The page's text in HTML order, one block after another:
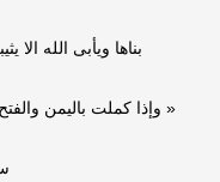
بناها ويأبى الله
وإذا كملت باليمن والفتح ارخت « منازل فتح حلها أيمن السعد »